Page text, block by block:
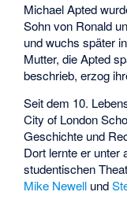
Michael Apted
Sohn von Ronald
und wuchs später
Mutter, die Apted
beschrieb, erzog
Seit dem 10.
City of London
Geschichte und
Dort lernte er unter
studentischen
Mike Newell und